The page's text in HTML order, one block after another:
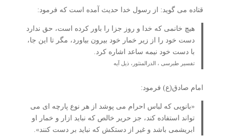
قتاده می گوید: از رسول خدا حدیث آمده است که فرمود:
هیچ خانمی که خدا و روز جزا را باور کرده است، حق ندارد
دست خود را از زیر خمار خود بیرون بیاورد، مگر تا این جا،
با دست خود نیمه ساعد اشاره کرد.
تفسیر طبرسی ، الدرالمنثور، ذیل آیه
امام صادق(ع) فرمود:
«بانویی که لباس احرام می پوشد از هر نوع پارچه ای می
تواند استفاده کند، جز حریر خالص که نباید ازار و خمار او
ابریشمی باشد و غیر از دستکش که نباید بر دست کنند».